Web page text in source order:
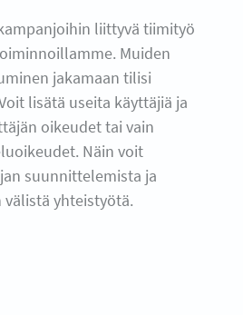
liittyvä tiimityö
Muiden
jakamaan tilisi
lisätä useita käyttäjiä ja
oikeudet tai vain
Näin voit
suunnittelemista ja
yhteistyötä.